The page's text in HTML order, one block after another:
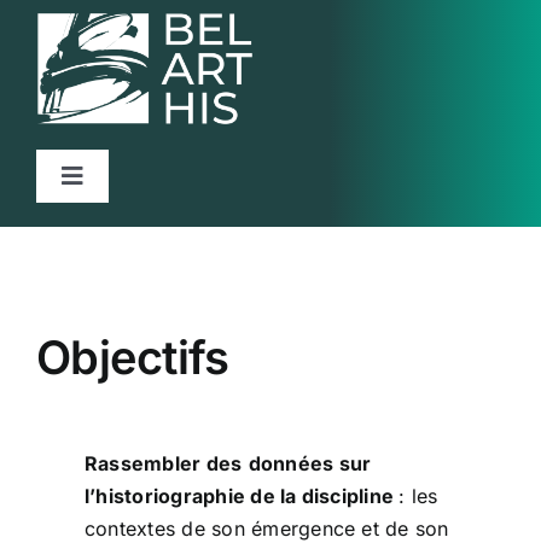
Skip
content
Toggle
Accueil
Articles
Ressources
Contact
Objectifs
Rassembler des données sur
l’historiographie de la discipline : les
contextes de son émergence et de son